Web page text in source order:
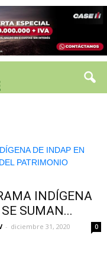
INDÍGENA
SUMAN...
- diciembre 31, 2020 0